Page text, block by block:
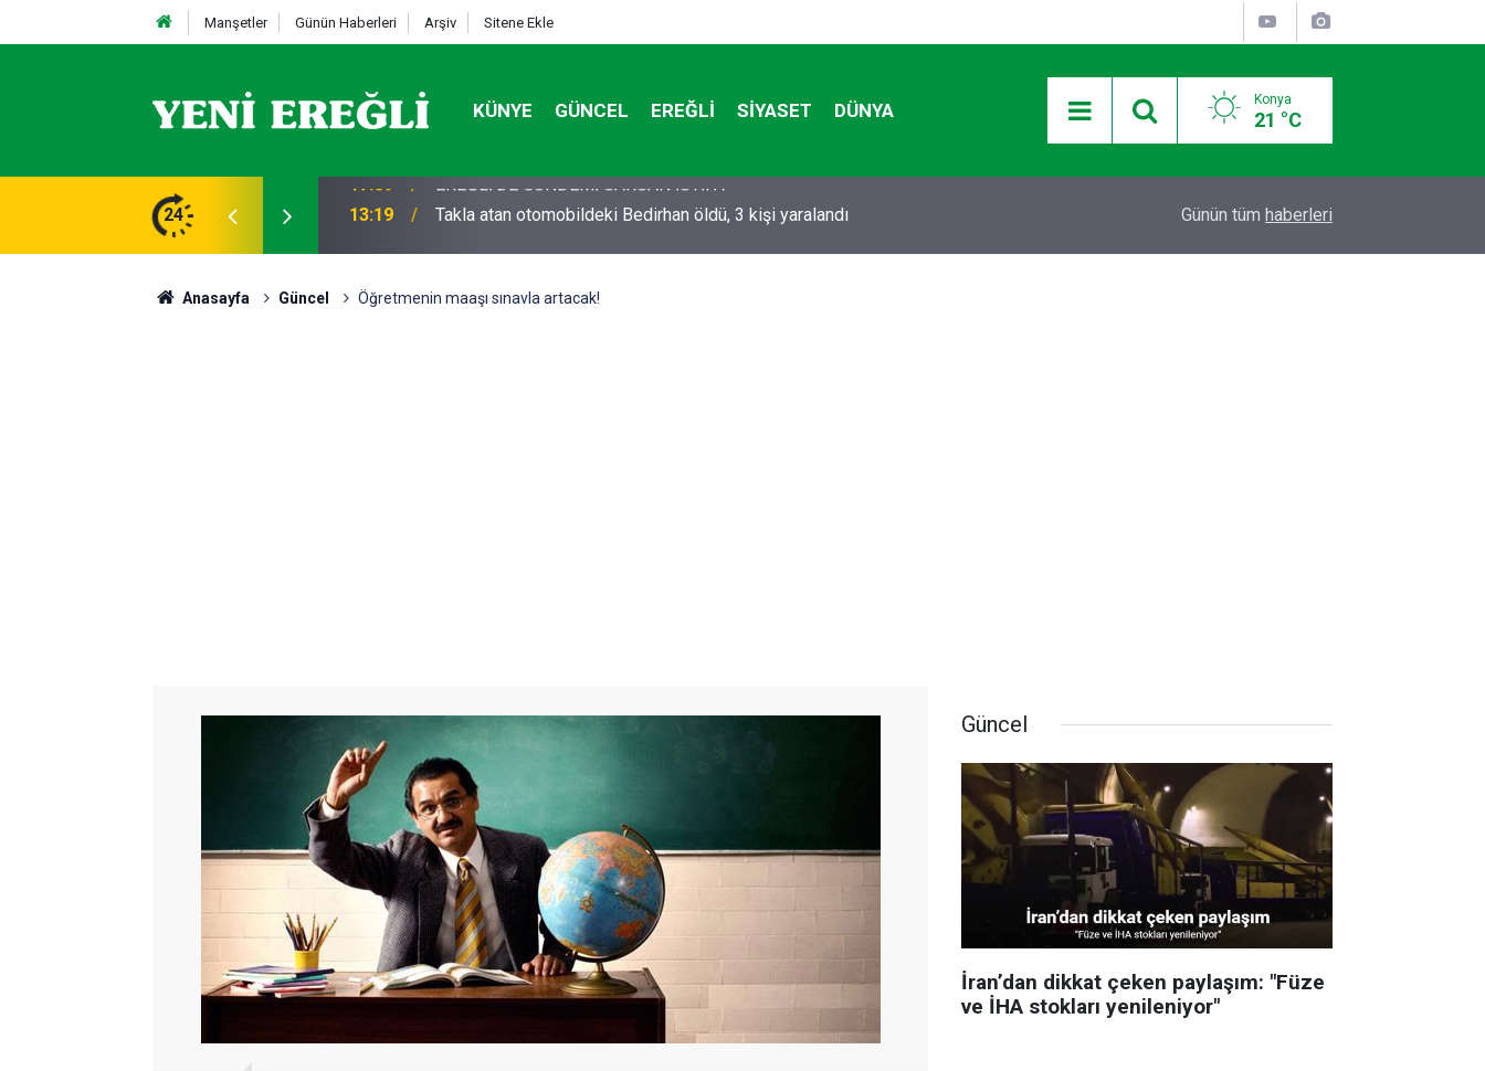
Manşetler Günün Haberleri Arşiv Sitene Ekle
KÜNYE GÜNCEL EREĞLI SIYASET DÜNYA Konya
21 °C
24 13:19 Takla atan otomobildeki Bedirhan öldü, 3 kişi yaralandı Otomobilde silahla başlarından vurulan 2
Günün tüm haberleri
Anasayfa Güncel Öğretmenin maaşı sınavla artacak!
Güncel
İran’dan dikkat çeken paylaşım: "Füze
ve İHA stokları yenileniyor"